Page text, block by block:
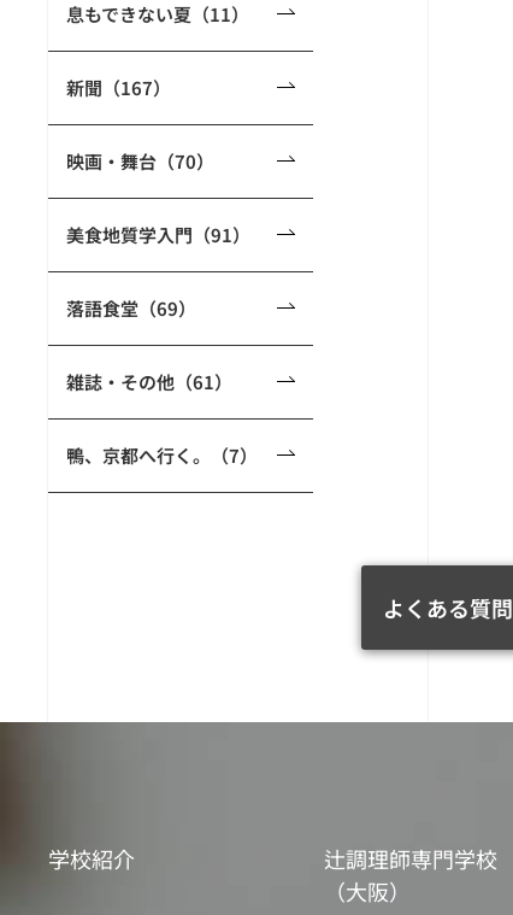
息もできない夏（11）
新聞（167）
映画・舞台（70）
美食地質学入門（91）
落語食堂（69）
雑誌・その他（61）
鴨、京都へ行く。（7）
よくある質問
学校紹介
辻調理師専門学校
（大阪）